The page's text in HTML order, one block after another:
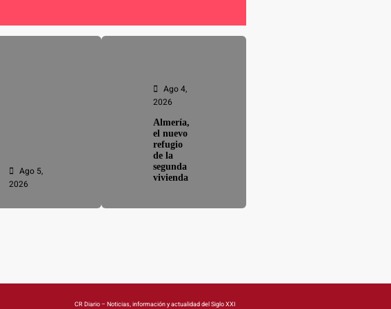
Ago 5,
2026
Ago 4,
2026
Almería,
el nuevo
refugio
de la
segunda
vivienda
CR Diario – Noticias, información y actualidad del Siglo XXI